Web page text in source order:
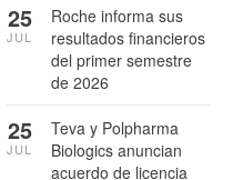
Roche informa sus
resultados financieros
del primer semestre
de 2026
25
JUL
Teva y Polpharma
Biologics anuncian
acuerdo de licencia
25
JUL